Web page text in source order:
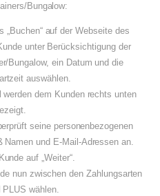
Bungalow:
auf der Webseite des
unter Berücksichtigung der
Bungalow, ein Datum und die
auswählen.
dem Kunden rechts unten
seine personenbezogenen
Namen und E-Mail-Adressen an.
auf „Weiter“.
nun zwischen den Zahlungsarten
PLUS wählen.